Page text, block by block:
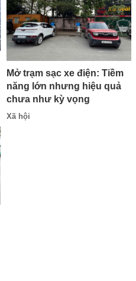
Mở trạm sạc xe điện: Tiềm
năng lớn nhưng hiệu quả
chưa như kỳ vọng
Xã hội